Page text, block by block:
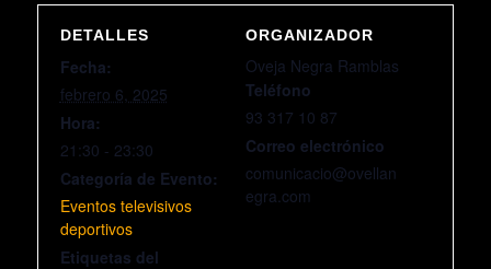
DETALLES
Fecha:
febrero 6, 2025
Hora:
21:30 - 23:30
Categoría de Evento:
Eventos televisivos
deportivos
Etiquetas del
ORGANIZADOR
Oveja Negra Ramblas
Teléfono
93 317 10 87
Correo electrónico
comunicacio@ovellan
egra.com